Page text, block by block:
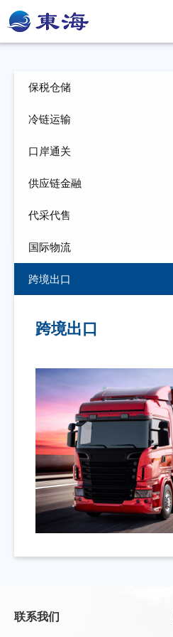
保税仓储
冷链运输
口岸通关
供应链金融
代采代售
国际物流
跨境出口
跨境出口
联系我们